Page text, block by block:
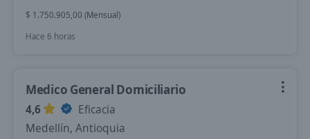
$ 1.750.905,00 (Mensual)
Hace 6 horas
Medico General Domiciliario
4,6
Eficacia
Medellín, Antioquia